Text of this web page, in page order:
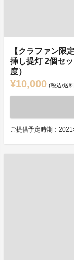
【クラファン限
挿し提灯 2個セ
度）
¥10,000 (税込/送
ご提供予定時期：